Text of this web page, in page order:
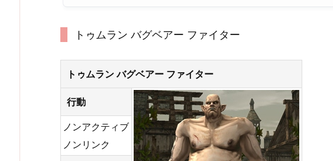
トゥムラン バグベアー ファイター
トゥムラン バグベアー ファイター
行動
ノンアクティブ
ノンリンク